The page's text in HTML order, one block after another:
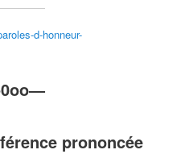
d-honneur-
prononcée